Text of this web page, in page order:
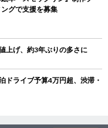
グで支援を募集
上げ、約3年ぶりの多さに
ライブ予算4万円超、渋滞・